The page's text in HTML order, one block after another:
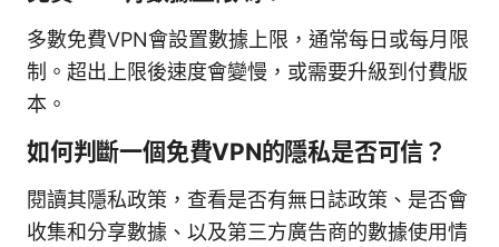
多數免費VPN會設置數據上限，通常每日或每月限
制。超出上限後速度會變慢，或需要升級到付費版
本。
如何判斷一個免費VPN的隱私是否可信？
閱讀其隱私政策，查看是否有無日誌政策、是否會
收集和分享數據、以及第三方廣告商的數據使用情